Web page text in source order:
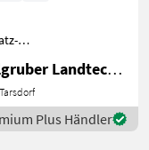
Amselgruber Landtechnik GmbH
Plus Händler